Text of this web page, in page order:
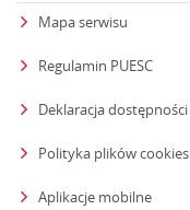
Mapa serwisu
Regulamin PUESC
Deklaracja dostępności
Polityka plików cookies
Aplikacje mobilne